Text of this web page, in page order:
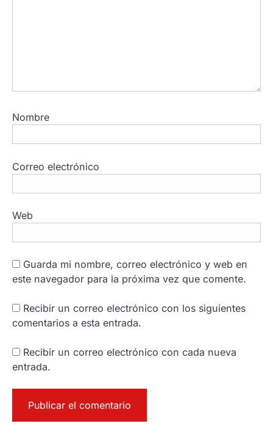
Nombre
Correo electrónico
Web
Guarda mi nombre, correo electrónico y web en
este navegador para la próxima vez que comente.
Recibir un correo electrónico con los siguientes
comentarios a esta entrada.
Recibir un correo electrónico con cada nueva
entrada.